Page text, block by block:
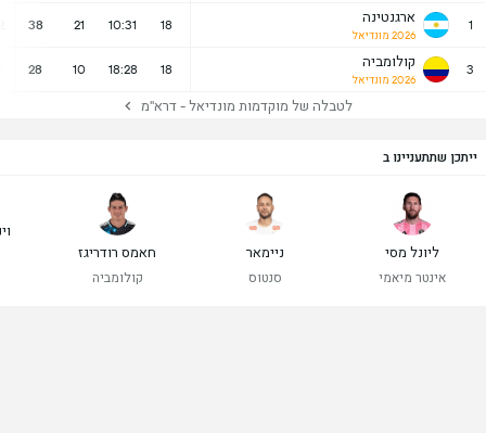
1 ארגנטינה
2026 מונדיאל
18
10:31
21
38
3 קולומביה
2026 מונדיאל
18
18:28
10
28
לטבלה של מוקדמות מונדיאל - דרא"מ
ייתכן שתתעניינו ב
ליונל מסי
אינטר מיאמי
ניימאר
סנטוס
חאמס רודריגז
קולומביה